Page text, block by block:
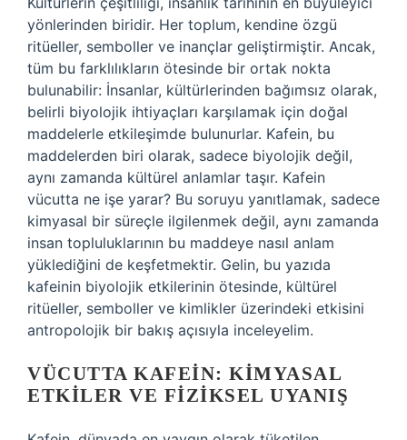
yönlerinden biridir. Her toplum, kendine özgü
ritüeller, semboller ve inançlar geliştirmiştir. Ancak,
tüm bu farklılıkların ötesinde bir ortak nokta
bulunabilir: İnsanlar, kültürlerinden bağımsız olarak,
belirli biyolojik ihtiyaçları karşılamak için doğal
maddelerle etkileşimde bulunurlar. Kafein, bu
maddelerden biri olarak, sadece biyolojik değil,
aynı zamanda kültürel anlamlar taşır. Kafein
vücutta ne işe yarar? Bu soruyu yanıtlamak, sadece
kimyasal bir süreçle ilgilenmek değil, aynı zamanda
insan topluluklarının bu maddeye nasıl anlam
yüklediğini de keşfetmektir. Gelin, bu yazıda
kafeinin biyolojik etkilerinin ötesinde, kültürel
ritüeller, semboller ve kimlikler üzerindeki etkisini
antropolojik bir bakış açısıyla inceleyelim.
VÜCUTTA KAFEIN: KIMYASAL
ETKILER VE FIZIKSEL UYANIŞ